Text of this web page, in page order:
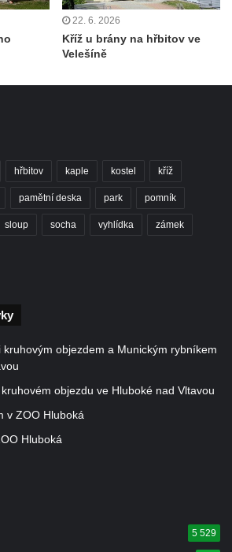
parku Dolního
Jiráska v Teplicích
U svatého
stěnách
na Vlčí Hoře
Vlčí Hora
Jana Křtitele v
č. 15 západně od
22. 6. 2026
Kříž u brány na hřbitov ve
Velešíně
hřbitov kaple kostel kříž
pamětní deska park pomník
sloup socha vyhlídka zámek
kruhovým objezdem a Munickým rybníkem
objezdu ve Hluboké nad Vltavou
v ZOO Hluboká
Hluboká
5 529